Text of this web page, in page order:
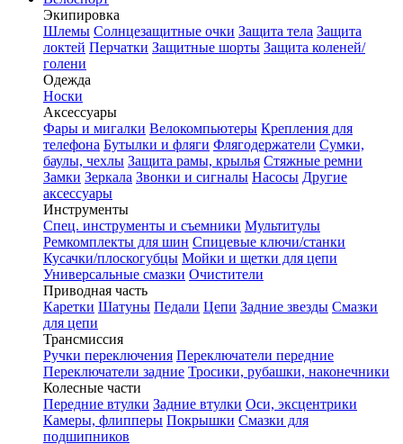
Экипировка
Шлемы Солнцезащитные очки Защита тела Защита
локтей Перчатки Защитные шорты Защита коленей/
голени
Одежда
Носки
Аксессуары
Фары и мигалки Велокомпьютеры Крепления для
телефона Бутылки и фляги Флягодержатели Сумки,
баулы, чехлы Защита рамы, крылья Стяжные ремни
Замки Зеркала Звонки и сигналы Насосы Другие
аксессуары
Инструменты
Спец. инструменты и съемники Мультитулы
Ремкомплекты для шин Спицевые ключи/станки
Кусачки/плоскогубцы Мойки и щетки для цепи
Универсальные смазки Очистители
Приводная часть
Каретки Шатуны Педали Цепи Задние звезды Смазки
для цепи
Трансмиссия
Ручки переключения Переключатели передние
Переключатели задние Тросики, рубашки, наконечники
Колесные части
Передние втулки Задние втулки Оси, эксцентрики
Камеры, флипперы Покрышки Смазки для
подшипников